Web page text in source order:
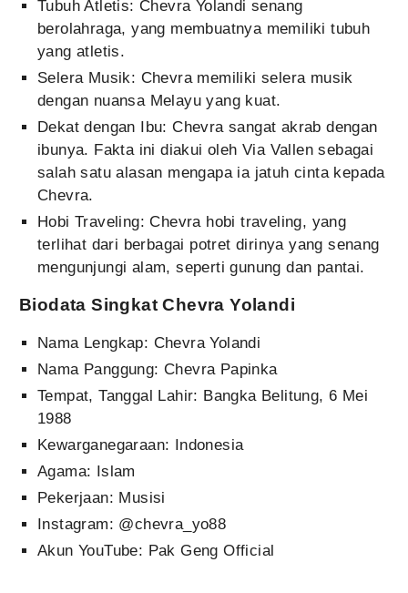
Tubuh Atletis: Chevra Yolandi senang
berolahraga, yang membuatnya memiliki tubuh
yang atletis.
Selera Musik: Chevra memiliki selera musik
dengan nuansa Melayu yang kuat.
Dekat dengan Ibu: Chevra sangat akrab dengan
ibunya. Fakta ini diakui oleh Via Vallen sebagai
salah satu alasan mengapa ia jatuh cinta kepada
Chevra.
Hobi Traveling: Chevra hobi traveling, yang
terlihat dari berbagai potret dirinya yang senang
mengunjungi alam, seperti gunung dan pantai.
Biodata Singkat Chevra Yolandi
Nama Lengkap: Chevra Yolandi
Nama Panggung: Chevra Papinka
Tempat, Tanggal Lahir: Bangka Belitung, 6 Mei
1988
Kewarganegaraan: Indonesia
Agama: Islam
Pekerjaan: Musisi
Instagram: @chevra_yo88
Akun YouTube: Pak Geng Official